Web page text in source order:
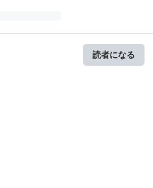
読者になる